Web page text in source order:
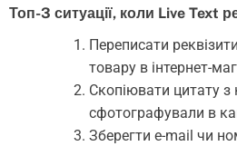
Топ-3 ситуації, коли Live Text
Переписати
товару в інтернет-
Скопіювати цитату
сфотографували в
Зберегти e-mail чи